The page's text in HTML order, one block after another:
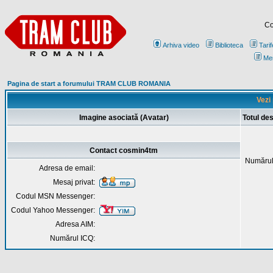
Arhiva video Biblioteca
Pagina de start a forumului TRAM CLUB ROMANIA
Imagine asociată (Avatar) Totul
Contact cosmin4tm
Adresa de email:
Mesaj privat:
Codul MSN Messenger:
Codul Yahoo Messenger:
Adresa AIM:
Numărul ICQ: